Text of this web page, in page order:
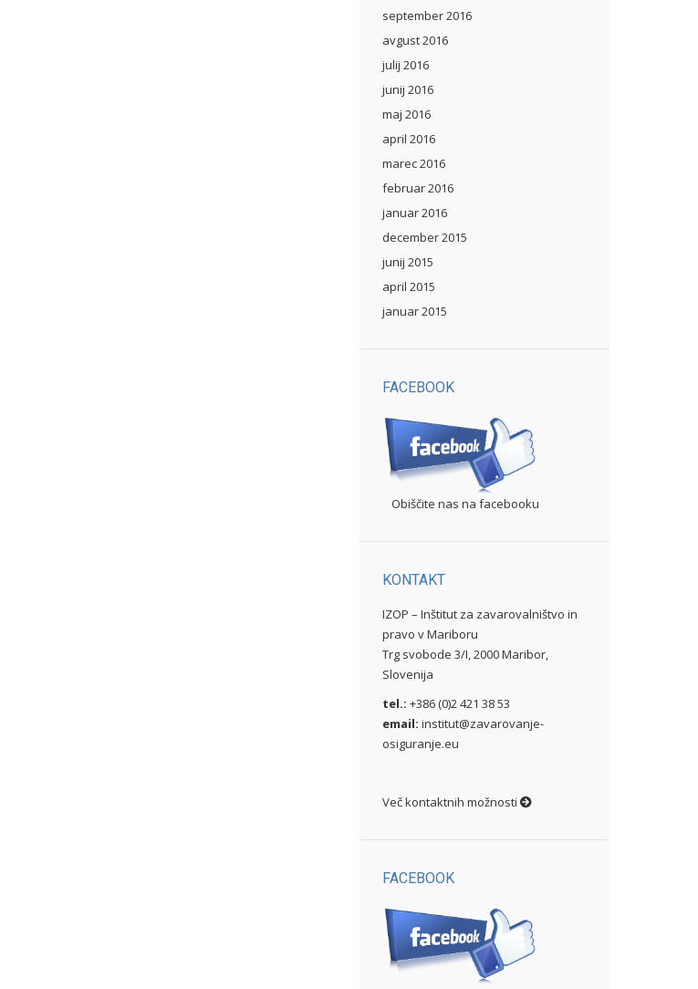
september 2016
avgust 2016
julij 2016
junij 2016
maj 2016
april 2016
marec 2016
februar 2016
januar 2016
december 2015
junij 2015
april 2015
januar 2015
FACEBOOK
Obiščite nas na facebooku
KONTAKT
IZOP – Inštitut za zavarovalništvo in
pravo v Mariboru
Trg svobode 3/I, 2000 Maribor,
Slovenija
tel.: +386 (0)2 421 38 53
email: institut@zavarovanje-
osiguranje.eu
Več kontaktnih možnosti
FACEBOOK